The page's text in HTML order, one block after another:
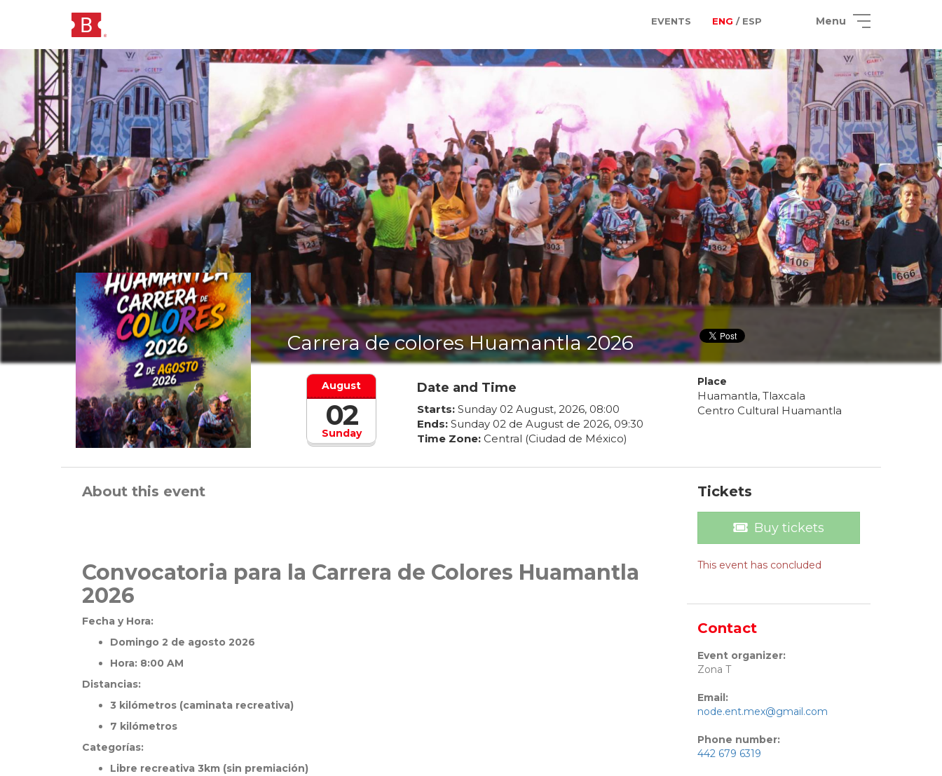
EVENTS ENG / ESP Menu
Carrera de colores Huamantla 2026
Sunday
August
02
Date and Time
Starts: Sunday 02 August, 2026, 08:00
Ends: Sunday 02de Augustde 2026, 09:30
Time Zone: Central (Ciudad de México)
Place
Huamantla, Tlaxcala
Centro Cultural Huamantla
About this event
Convocatoria para la Carrera de Colores Huamantla
2026
Fecha y Hora:
Domingo 2 de agosto 2026
Hora: 8:00 AM
Distancias:
3 kilómetros (caminata recreativa)
7 kilómetros
Categorías:
Libre recreativa 3km (sin premiación)
Tickets
Buy tickets
This event has concluded
Contact
Event organizer:
Zona T
Email:
node.ent.mex@gmail.com
Phone number:
442 679 6319